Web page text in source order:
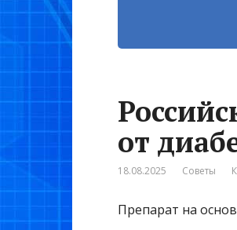
от
18.08.2025 Советы
Препарат на